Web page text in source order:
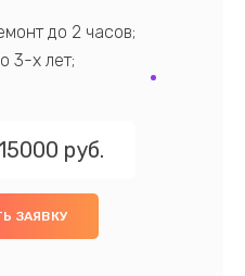
до 2 часов;
3-х лет;
руб.
ЗАЯВКУ